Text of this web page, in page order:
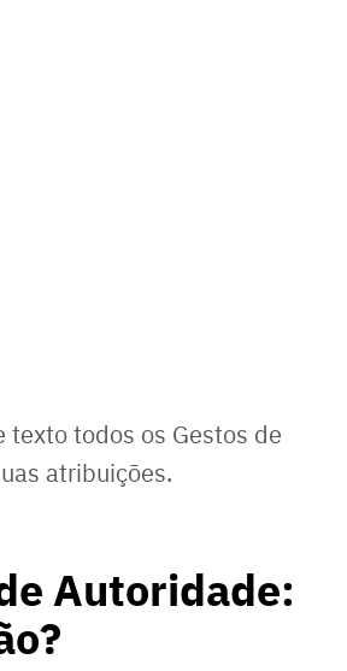
texto todos os Gestos de
atribuições.
Autoridade: